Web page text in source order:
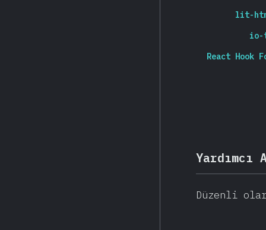
React Hook
io-
lit-
Yardımcı
Düzenli